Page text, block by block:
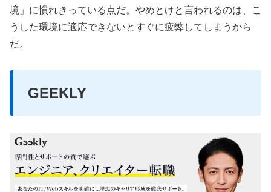
境」に慣れきっている点だ。やめとけと言われるのは、こ
うした環境に適応できないとすぐに疲弊してしまうから
だ。
GEEKLY